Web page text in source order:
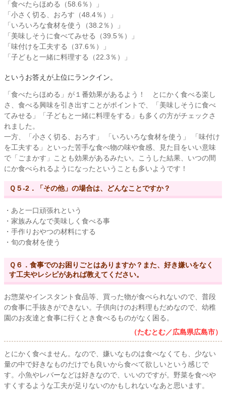
「食べたらほめる（58.6％）」
「小さく切る、おろす（48.4％）」
「いろいろな食材を使う（38.2％）」
「美味しそうに食べてみせる（39.5％）」
「味付けを工夫する（37.6％）」
「子どもと一緒に料理する（22.3％）」
というお答えが上位にランクイン。
「食べたらほめる」が１番効果があるよう！ とにかく食べる楽し
さ、食べる興味を引き出すことがポイントで、「美味しそうに食べ
てみせる」「子どもと一緒に料理をする」も多くの方がチェックさ
れました。
一方、「小さく切る、おろす」 「いろいろな食材を使う」 「味付け
を工夫する」といった苦手な食べ物の味や食感、見た目をいい意味
で「ごまかす」ことも効果があるみたい。こうした結果、いつの間
にか食べられるようになったということも多いようです！
Ｑ５-2．「その他」の場合は、どんなことですか？
・あと一口頑張れという
・家族みんなで美味しく食べる事
・手作りおやつの材料にする
・旬の食材を使う
Ｑ６．食事でのお困りごとはありますか？また、好き嫌いをなく
す工夫やレシピがあれば教えてください。
お惣菜やインスタント食品等、買った物が食べられないので、普段
の食事に手抜きができない。子供向けのお料理もだめなので、幼稚
園のお友達と食事に行くとき食べるものがなく困る。
（たむとむ／広島県広島市）
とにかく食べません。なので、嫌いなものは食べなくても、少ない
量の中で好きなものだけでも良いから食べて欲しいという感じで
す。小魚やレバーなどは好きなので、いいのですが。野菜を食べや
すくするような工夫が足りないのかもしれないなあと思います。